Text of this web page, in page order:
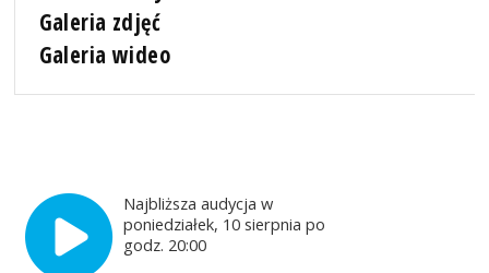
Galeria zdjęć
Galeria wideo
Najbliższa audycja w
poniedziałek, 10 sierpnia po
godz. 20:00